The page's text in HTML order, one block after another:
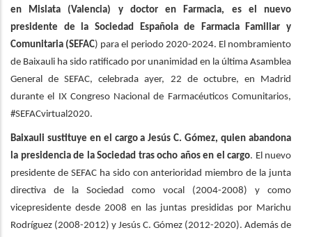
en Mislata (Valencia) y doctor en Farmacia, es el nuevo
presidente de la Sociedad Española de Farmacia Familiar y
Comunitaria (SEFAC) para el periodo 2020-2024. El nombramiento
de Baixauli ha sido ratificado por unanimidad en la última Asamblea
General de SEFAC, celebrada ayer, 22 de octubre, en Madrid
durante el IX Congreso Nacional de Farmacéuticos Comunitarios,
#SEFACvirtual2020.
Baixauli sustituye en el cargo a Jesús C. Gómez, quien abandona
la presidencia de la Sociedad tras ocho años en el cargo. El nuevo
presidente de SEFAC ha sido con anterioridad miembro de la junta
directiva de la Sociedad como vocal (2004-2008) y como
vicepresidente desde 2008 en las juntas presididas por Marichu
Rodríguez (2008-2012) y Jesús C. Gómez (2012-2020). Además de